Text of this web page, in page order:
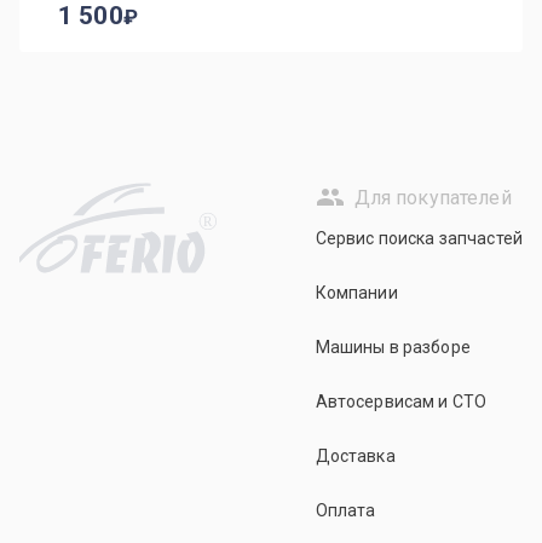
1 500
R
Для покупателей
Сервис поиска запчастей
Компании
Машины в разборе
Автосервисам и СТО
Доставка
Оплата